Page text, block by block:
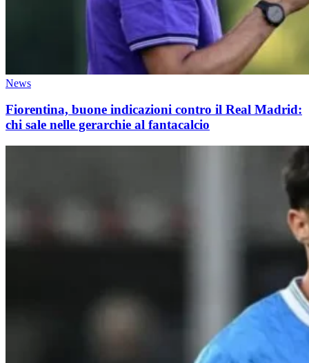
News
Fiorentina, buone indicazioni contro il Real Madrid:
chi sale nelle gerarchie al fantacalcio